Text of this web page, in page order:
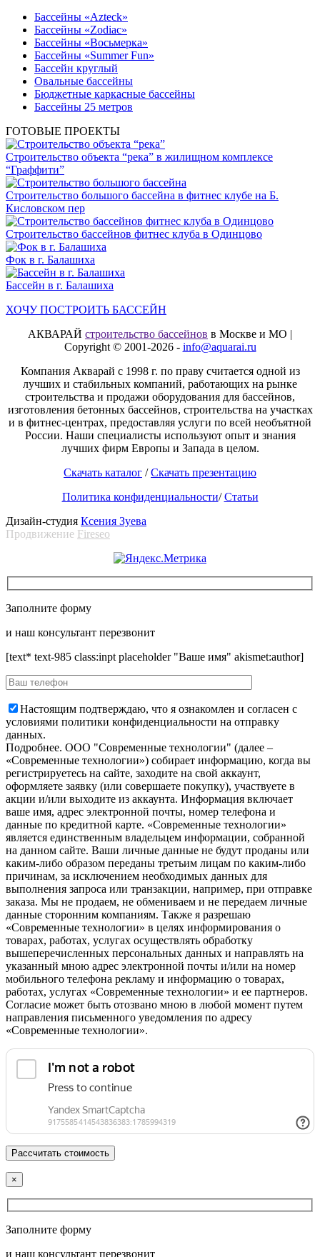
Бассейны «Azteck»
Бассейны «Zodiac»
Бассейны «Восьмерка»
Бассейны «Summer Fun»
Бассейн круглый
Овальные бассейны
Бюджетные каркасные бассейны
Бассейны 25 метров
ГОТОВЫЕ ПРОЕКТЫ
Строительство объекта “река” в жилищном комплексе
“Граффити”
Строительство большого бассейна в фитнес клубе на Б.
Кисловском пер
Строительство бассейнов фитнес клуба в Одинцово
Фок в г. Балашиха
Бассейн в г. Балашиха
ХОЧУ ПОСТРОИТЬ БАССЕЙН
АКВАРАЙ строительство бассейнов в Москве и МО |
Copyright © 2001-2026 - info@aquarai.ru
Компания Акварай с 1998 г. по праву считается одной из
лучших и стабильных компаний, работающих на рынке
строительства и продажи оборудования для бассейнов,
изготовления бетонных бассейнов, строительства на участках
и в фитнес-центрах, предоставляя услуги по всей необъятной
России. Наши специалисты используют опыт и знания
лучших фирм Европы и Запада в целом.
Скачать каталог / Скачать презентацию
Политика конфиденциальности/Статьи
Дизайн-студия Ксения Зуева
Продвижение Fireseo
Заполните форму
и наш консультант перезвонит
[text* text-985 class:inpt placeholder "Ваше имя" akismet:author]
Настоящим подтверждаю, что я ознакомлен и согласен с
условиями политики конфиденциальности на отправку
данных.
Подробнее. OOO "Современные технологии" (далее –
«Современные технологии») собирает информацию, когда вы
регистрируетесь на сайте, заходите на свой аккаунт,
оформляете заявку (или совершаете покупку), участвуете в
акции и/или выходите из аккаунта. Информация включает
ваше имя, адрес электронной почты, номер телефона и
данные по кредитной карте. «Современные технологии»
является единственным владельцем информации, собранной
на данном сайте. Ваши личные данные не будут проданы или
каким-либо образом переданы третьим лицам по каким-либо
причинам, за исключением необходимых данных для
выполнения запроса или транзакции, например, при отправке
заказа. Мы не продаем, не обмениваем и не передаем личные
данные сторонним компаниям. Также я разрешаю
«Современные технологии» в целях информирования о
товарах, работах, услугах осуществлять обработку
вышеперечисленных персональных данных и направлять на
указанный мною адрес электронной почты и/или на номер
мобильного телефона рекламу и информацию о товарах,
работах, услугах «Современные технологии» и ее партнеров.
Согласие может быть отозвано мною в любой момент путем
направления письменного уведомления по адресу
«Современные технологии».
×
Заполните форму
и наш консультант перезвонит